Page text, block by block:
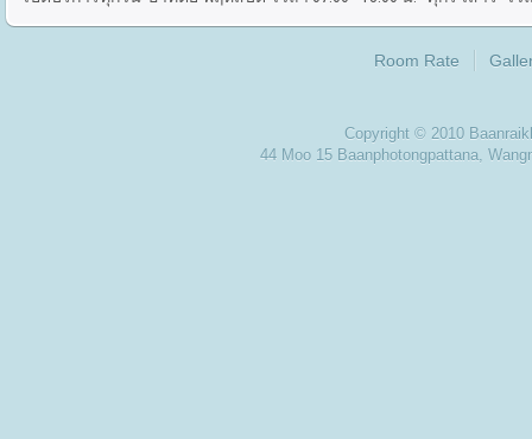
Room Rate
Copyright © 2010
44 Moo 15 Baanphotongpattana,